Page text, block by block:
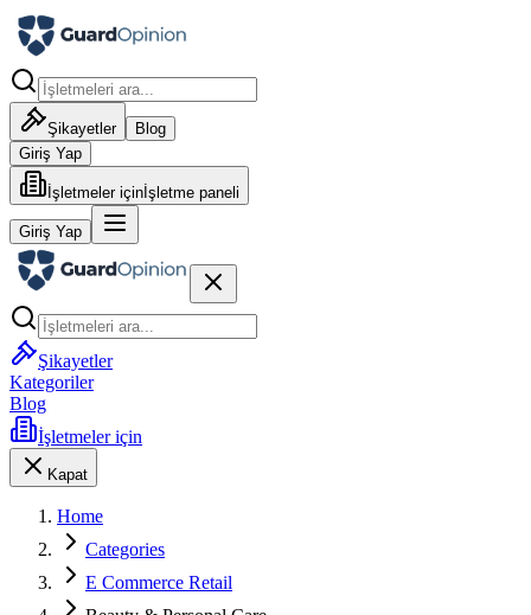
Şikayetler
Blog
Giriş Yap
İşletmeler için İşletme paneli
Giriş Yap
Şikayetler
Kategoriler
Blog
İşletmeler için
Kapat
Home
Categories
E Commerce Retail